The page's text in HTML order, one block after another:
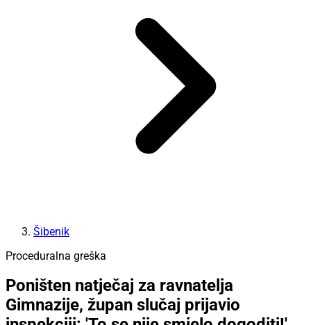
Šibenik
Proceduralna greška
Poništen natječaj za ravnatelja
Gimnazije, župan slučaj prijavio